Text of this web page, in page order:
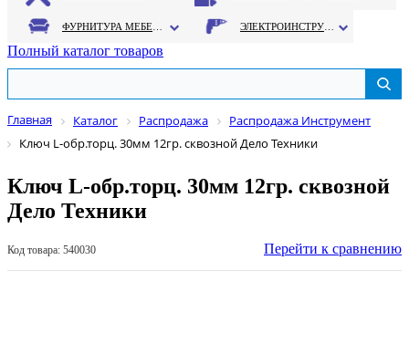
Полный каталог товаров
Главная Каталог Распродажа
Распродажа Инструмент
Ключ L-обр.торц. 30мм 12гр. сквозной Дело Техники
Ключ L-обр.торц. 30мм 12гр. сквозной
Дело Техники
Код товара: 540030 Перейти к сравнению